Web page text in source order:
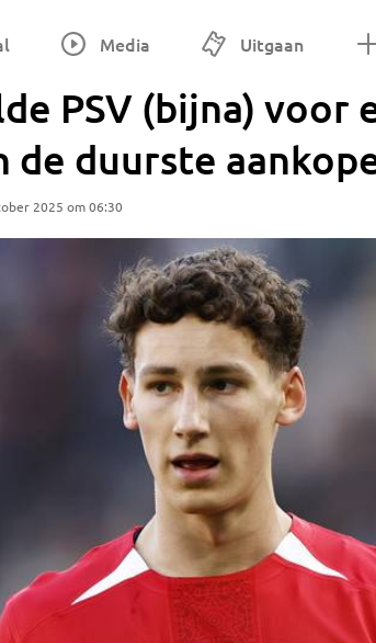
Media Uitgaan
PSV (bijna) voor
de duurste
2025 om 06:30